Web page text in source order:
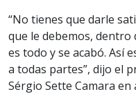
“No tienes que darle
que le debemos, dentro
es todo y se acabó. Así
a todas partes”, dijo el
Sérgio Sette Camara